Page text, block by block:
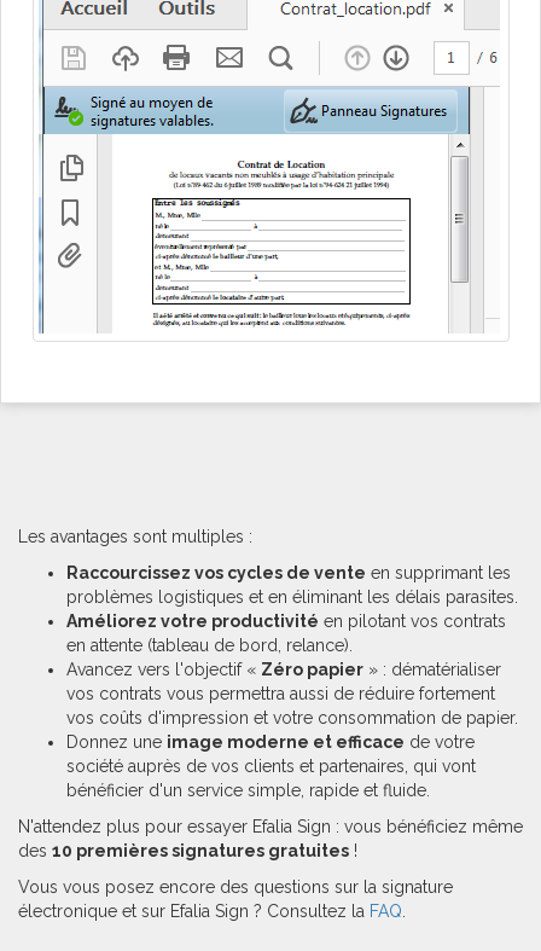
Les avantages sont multiples :
Raccourcissez vos cycles de vente en supprimant les
problèmes logistiques et en éliminant les délais parasites.
Améliorez votre productivité en pilotant vos contrats
en attente (tableau de bord, relance).
Avancez vers l'objectif « Zéro papier » : dématérialiser
vos contrats vous permettra aussi de réduire fortement
vos coûts d'impression et votre consommation de papier.
Donnez une image moderne et efficace de votre
société auprès de vos clients et partenaires, qui vont
bénéficier d'un service simple, rapide et fluide.
N'attendez plus pour essayer Efalia Sign : vous bénéficiez même
des 10 premières signatures gratuites !
Vous vous posez encore des questions sur la signature
électronique et sur Efalia Sign ? Consultez la FAQ.